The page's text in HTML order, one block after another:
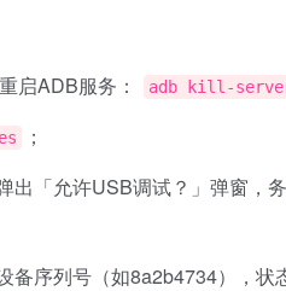
启ADB服务：
adb kill-
；
出「允许USB调试？」弹窗，
备序列号（如8a2b4734），